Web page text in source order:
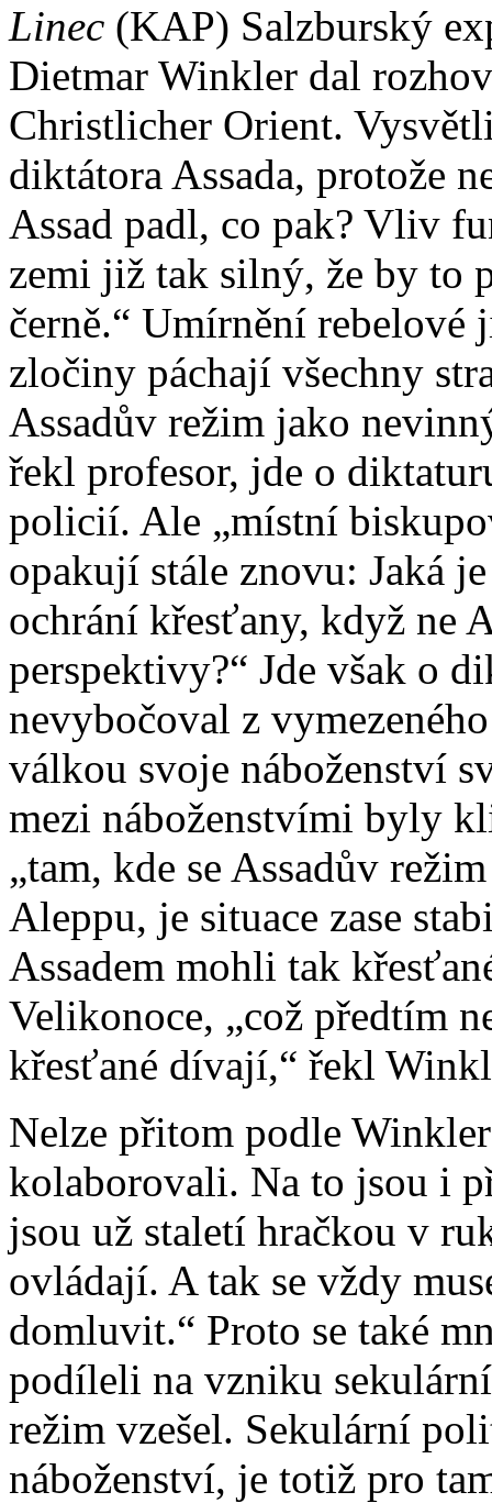
Linec (KAP) Salzburský
Dietmar Winkler dal
Christlicher Orient.
diktátora Assada, protože
Assad padl, co pak? Vliv
zemi již tak silný, že by to
černě.“ Umírnění
zločiny páchají všechny
Assadův režim jako
řekl profesor, jde o
policií. Ale „místní
opakují stále znovu: Jaká
ochrání křesťany, když ne
perspektivy?“ Jde však o
nevybočoval z
válkou svoje náboženství
mezi náboženstvími byly
„tam, kde se Assadův
Aleppu, je situace zase
Assadem mohli tak
Velikonoce, „což předtím
křesťané dívají,“ řekl
Nelze přitom podle
kolaborovali. Na to jsou i
jsou už staletí hračkou v
ovládají. A tak se vždy
domluvit.“ Proto se také
podíleli na vzniku
režim vzešel. Sekulární
náboženství, je totiž pro